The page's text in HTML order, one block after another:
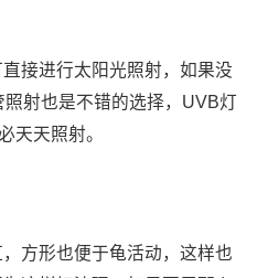
接进行太阳光照射，如果没
射也是不错的选择，UVB灯
天天照射。
方形也便于龟活动，这样也